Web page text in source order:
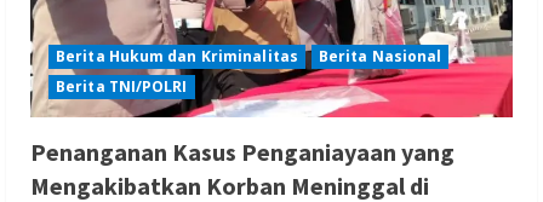
Berita Hukum dan Kriminalitas
Berita Nasional
Berita TNI/POLRI
Penanganan Kasus Penganiayaan yang
Mengakibatkan Korban Meninggal di